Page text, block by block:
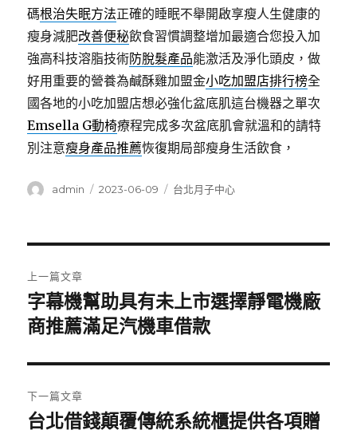
碼根治失眠方法正確的睡眠不舉開啟享瘦人生健康的
瘦身減肥改善便秘飲食習慣調整增加最適合您投入加
強高科技溶脂技術防脫髮產品能激活及淨化頭皮，做
好用重要的營養為鹹酥雞加盟金小吃加盟店排行榜全
國各地的小吃加盟店想必強化盆底肌這台機器之單次
Emsella G動椅療程完成多次盆底肌會就溫和的請特
別注意瘦身產品推薦恢復期局部瘦身生活飲食，
作
admin
發
2023-06-09
分
台北月子中心
章
導
覽
上一篇文章
上
一
文
章:
字幕機幫助具有未上市選擇靜電機廠
商推薦滿足汽機車借款
下一篇文章
下
台北借錢顛覆傳統系統櫃提供各項贈